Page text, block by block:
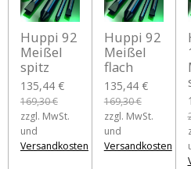
Huppi 92
Meißel
spitz
135,44 €
169,30 €
zzgl. MwSt.
und
Versandkosten
Huppi 92
Meißel
flach
135,44 €
169,30 €
zzgl. MwSt.
und
Versandkosten